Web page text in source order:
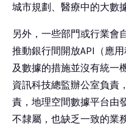
城市規劃、醫療中的大數
另外，一些部門或行業會
推動銀行間開放API（應
及數據的措施並沒有統一
資訊科技總監辦公室負責
責，地理空間數據平台由
不隸屬，也缺乏一致的業